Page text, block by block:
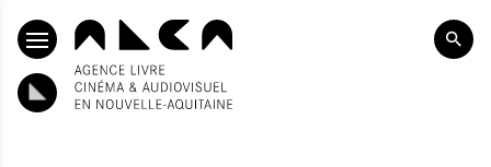
ALLER AU CONTENU PRINCIPAL